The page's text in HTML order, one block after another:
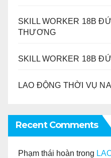
SKILL WORKER 18B
THƯƠNG
SKILL WORKER 18B
LAO ĐỘNG THỜI VỤ
Recent Comments
Phạm thái hoàn trong